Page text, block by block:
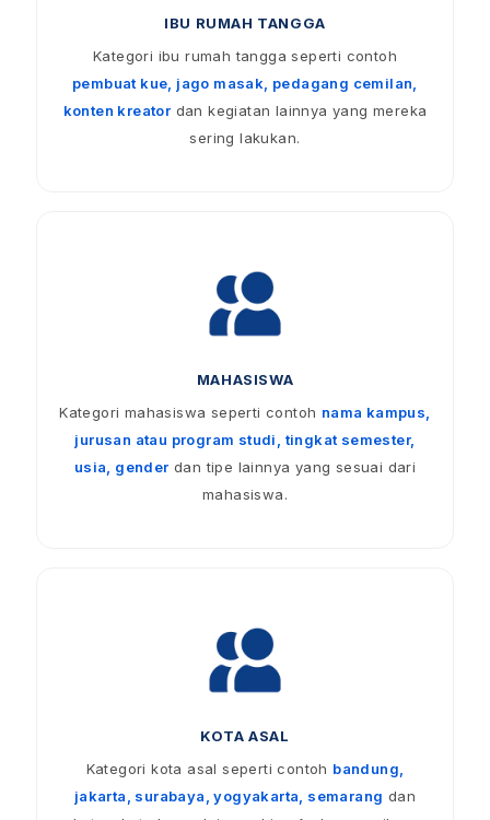
IBU RUMAH TANGGA
Kategori ibu rumah tangga seperti contoh
pembuat kue, jago masak, pedagang cemilan,
konten kreator dan kegiatan lainnya yang mereka
sering lakukan.
MAHASISWA
Kategori mahasiswa seperti contoh nama kampus,
jurusan atau program studi, tingkat semester,
usia, gender dan tipe lainnya yang sesuai dari
mahasiswa.
KOTA ASAL
Kategori kota asal seperti contoh bandung,
jakarta, surabaya, yogyakarta, semarang dan